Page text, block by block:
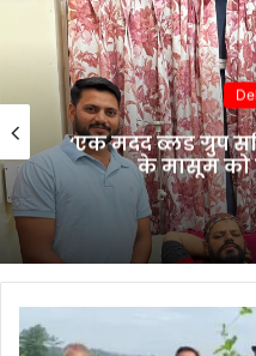
4 अगस्त को
देहरादून शहर